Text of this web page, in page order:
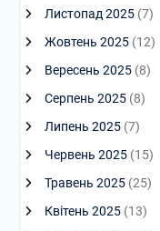
Листопад 2025(7)
Жовтень 2025(12)
Вересень 2025(8)
Серпень 2025(8)
Липень 2025(7)
Червень 2025(15)
Травень 2025(25)
Квітень 2025(13)